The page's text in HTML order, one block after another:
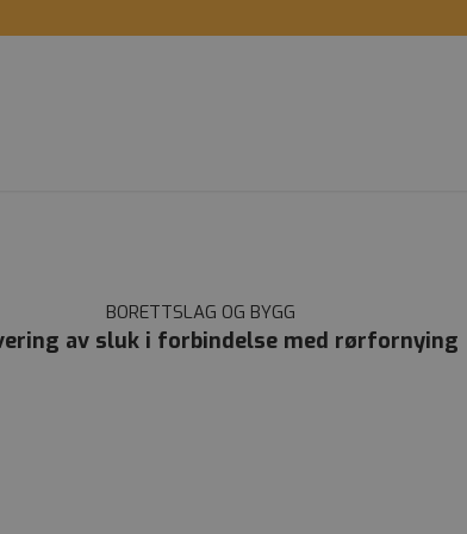
BORETTSLAG OG BYGG
av sluk i forbindelse med rørfornying